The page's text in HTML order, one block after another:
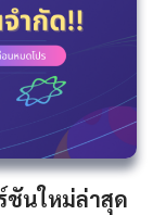
ชันใหม่ล่าสุด